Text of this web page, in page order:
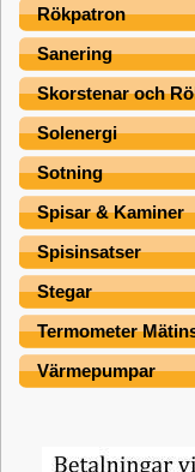
Rökpatron
Sanering
Skorstenar och
Solenergi
Sotning
Spisar & Kaminer
Spisinsatser
Stegar
Termometer
Värmepumpar